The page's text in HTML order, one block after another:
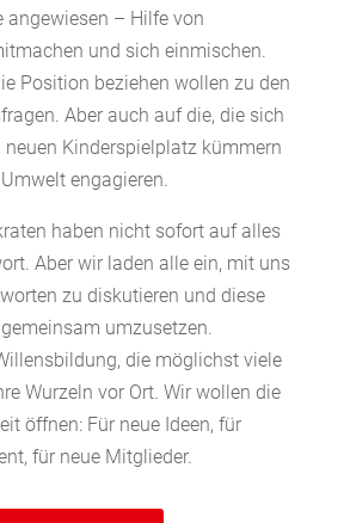
angewiesen – Hilfe von
und sich einmischen.
Position beziehen wollen zu den
Aber auch auf die, die sich
neuen Kinderspielplatz kümmern
engagieren.
haben nicht sofort auf alles
Aber wir laden alle ein, mit uns
zu diskutieren und diese
umzusetzen.
die möglichst viele
Wurzeln vor Ort. Wir wollen die
öffnen: Für neue Ideen, für
für neue Mitglieder.